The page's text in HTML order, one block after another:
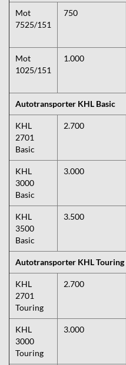
Mot
7525/151
750
Mot
1025/151
1.000
Autotransporter KHL Basic
KHL
2701
Basic
2.700
KHL
3000
Basic
3.000
KHL
3500
Basic
3.500
Autotransporter KHL Touring
KHL
2701
Touring
2.700
KHL
3000
Touring
3.000